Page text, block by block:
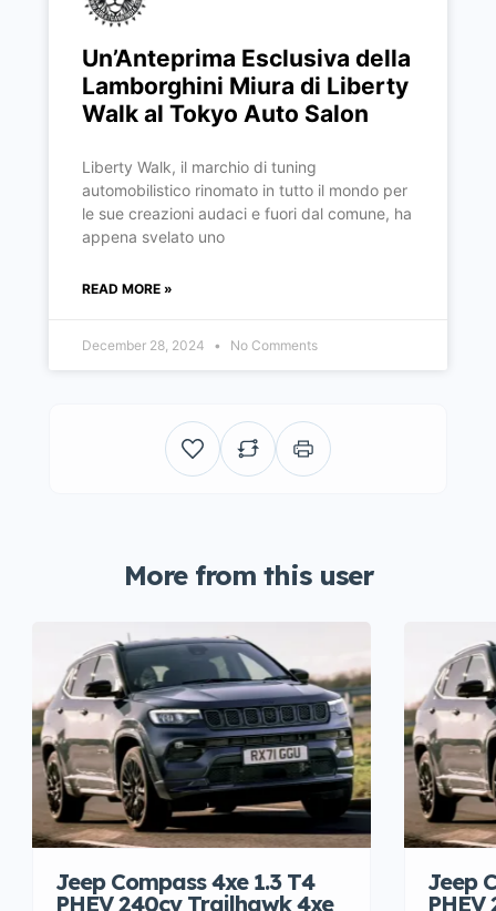
Un’Anteprima Esclusiva della
Lamborghini Miura di Liberty
Walk al Tokyo Auto Salon
Liberty Walk, il marchio di tuning
automobilistico rinomato in tutto il mondo per
le sue creazioni audaci e fuori dal comune, ha
appena svelato uno
READ MORE »
December 28, 2024 No Comments
More from this user
Jeep Compass 4xe 1.3 T4
PHEV 240cv Trailhawk 4xe
Jeep